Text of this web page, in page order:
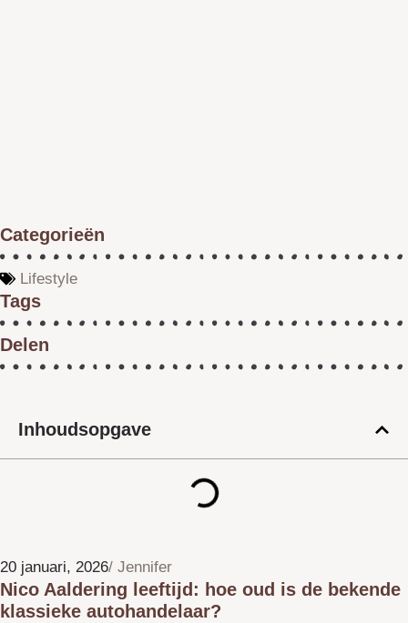
Categorieën
Lifestyle
Tags
Delen
Inhoudsopgave
20 januari, 2026/ Jennifer
Nico Aaldering leeftijd: hoe oud is de bekende
klassieke autohandelaar?